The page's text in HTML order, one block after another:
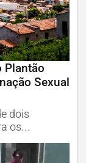
Plantão
Sexual
dois
os...